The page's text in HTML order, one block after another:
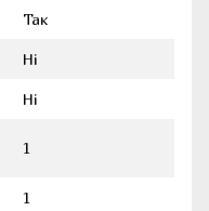
Так
Ні
Ні
1
1